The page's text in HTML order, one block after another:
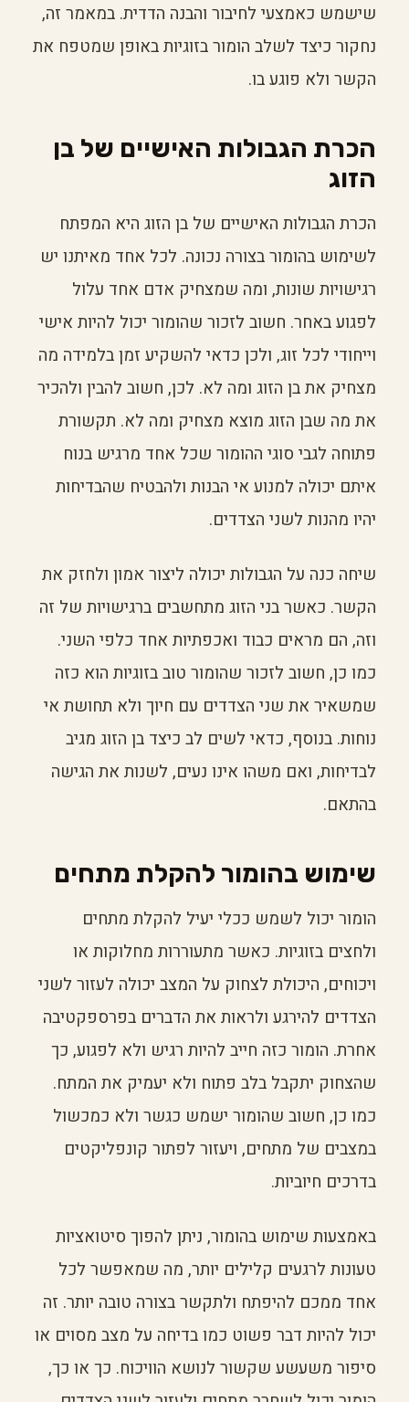
שישמש כאמצעי לחיבור והבנה הדדית. במאמר זה,
נחקור כיצד לשלב הומור בזוגיות באופן שמטפח את
הקשר ולא פוגע בו.
הכרת הגבולות האישיים של בן
הזוג
הכרת הגבולות האישיים של בן הזוג היא המפתח
לשימוש בהומור בצורה נכונה. לכל אחד מאיתנו יש
רגישויות שונות, ומה שמצחיק אדם אחד עלול
לפגוע באחר. חשוב לזכור שהומור יכול להיות אישי
וייחודי לכל זוג, ולכן כדאי להשקיע זמן בלמידה מה
מצחיק את בן הזוג ומה לא. לכן, חשוב להבין ולהכיר
את מה שבן הזוג מוצא מצחיק ומה לא. תקשורת
פתוחה לגבי סוגי ההומור שכל אחד מרגיש בנוח
איתם יכולה למנוע אי הבנות ולהבטיח שהבדיחות
יהיו מהנות לשני הצדדים.
שיחה כנה על הגבולות יכולה ליצור אמון ולחזק את
הקשר. כאשר בני הזוג מתחשבים ברגישויות של זה
וזה, הם מראים כבוד ואכפתיות אחד כלפי השני.
כמו כן, חשוב לזכור שהומור טוב בזוגיות הוא כזה
שמשאיר את שני הצדדים עם חיוך ולא תחושת אי
נוחות. בנוסף, כדאי לשים לב כיצד בן הזוג מגיב
לבדיחות, ואם משהו אינו נעים, לשנות את הגישה
בהתאם.
שימוש בהומור להקלת מתחים
הומור יכול לשמש ככלי יעיל להקלת מתחים
ולחצים בזוגיות. כאשר מתעוררות מחלוקות או
ויכוחים, היכולת לצחוק על המצב יכולה לעזור לשני
הצדדים להירגע ולראות את הדברים בפרספקטיבה
אחרת. הומור כזה חייב להיות רגיש ולא לפגוע, כך
שהצחוק יתקבל בלב פתוח ולא יעמיק את המתח.
כמו כן, חשוב שהומור ישמש כגשר ולא כמכשול
במצבים של מתחים, ויעזור לפתור קונפליקטים
בדרכים חיוביות.
באמצעות שימוש בהומור, ניתן להפוך סיטואציות
טעונות לרגעים קלילים יותר, מה שמאפשר לכל
אחד ממכם להיפתח ולתקשר בצורה טובה יותר. זה
יכול להיות דבר פשוט כמו בדיחה על מצב מסוים או
סיפור משעשע שקשור לנושא הוויכוח. כך או כך,